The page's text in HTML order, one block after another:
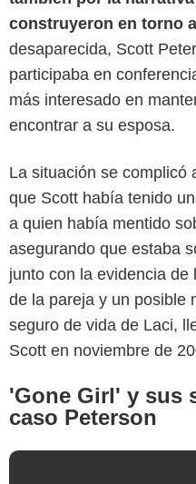
construyeron en torno
desaparecida, Scott
participaba en
más interesado en
encontrar a su esposa.
La situación se complicó
que Scott había tenido
a quien había mentido
asegurando que estaba
junto con la evidencia
de la pareja y un posible
seguro de vida de Laci,
Scott en noviembre de
'Gone Girl' y sus
caso Peterson